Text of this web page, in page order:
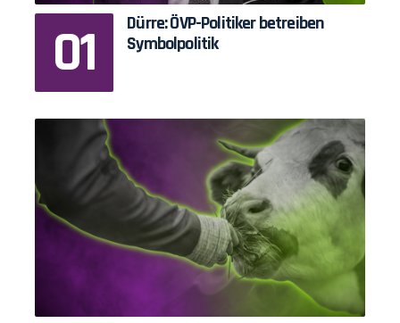
Dürre: ÖVP-Politiker betreiben
Symbolpolitik